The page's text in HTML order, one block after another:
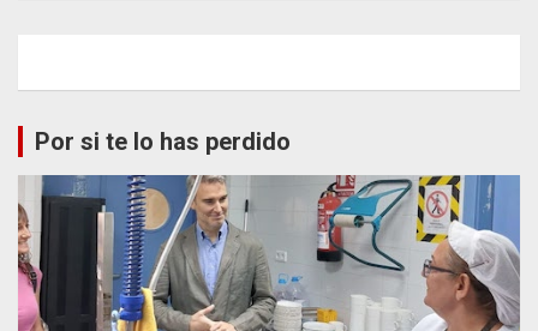
Por si te lo has perdido